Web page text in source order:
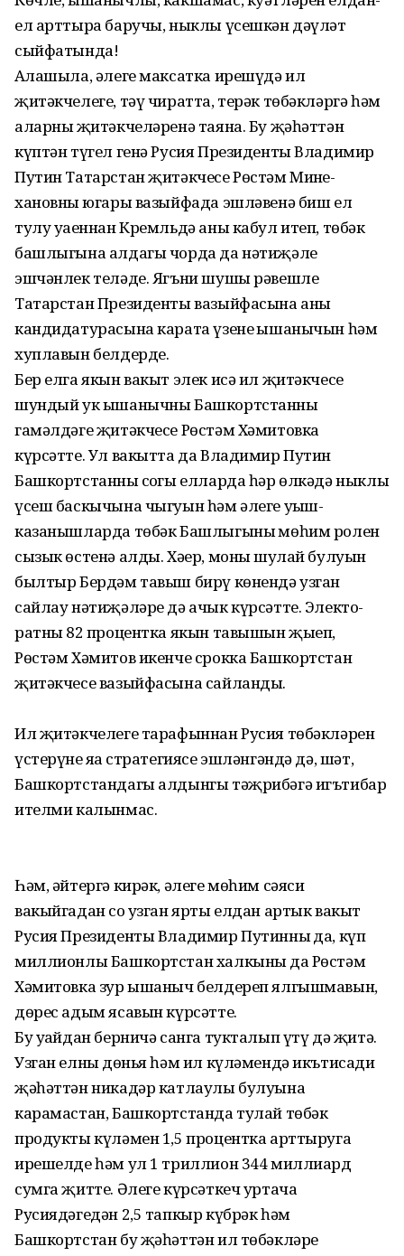
ел арттыра баручы, ныклы үсешкән дәүләт
сыйфатында!
Аңлашыла, әлеге максатка ирешүдә ил
җитәкчелеге, тәү чиратта, терәк төбәкләргә һәм
аларның җитәкчеләренә таяна. Бу җәһәттән
күптән түгел генә Русия Президенты Владимир
Путин Татарстан җитәкчесе Рөстәм Миңне­
хановның югары вазыйфада эшләвенә биш ел
тулу уңаеннан Кремльдә аны кабул итеп, төбәк
башлыгына алдагы чорда да нәтиҗәле
эшчәнлек теләде. Ягъни шушы рәвешле
Татарстан Президенты вазыйфасына аның
кандидатурасына карата үзенең ышанычын һәм
хуплавын белдерде.
Бер елга якын вакыт элек исә ил җитәкчесе
шундый ук ышанычны Баш­кортстанның
гамәлдәге җитәкчесе Рөстәм Хәмитовка
күрсәтте. Ул вакытта да Владимир Путин
Башкортстанның соңгы елларда һәр өлкәдә ныклы
үсеш баскычына чыгуын һәм әлеге уңыш-
казанышларда төбәк Башлыгының мөһим ролен
сызык өстенә алды. Хәер, моның шулай булуын
былтыр Бердәм тавыш бирү көнендә узган
сайлау нәтиҗәләре дә ачык күрсәтте. Электо­
ратның 82 процентка якын тавышын җыеп,
Рөстәм Хәмитов икенче срокка Башкортстан
җитәкчесе вазыйфасына сайланды.
Ил җитәк­челеге тарафыннан Русия төбәкләрен
үстерүнең яңа стратегиясе эшләнгәндә дә, шәт,
Башкортстандагы алдынгы тәҗрибәгә игътибар
ителми калынмас.
Һәм, әйтергә кирәк, әлеге мөһим сәяси
вакыйгадан соң узган ярты елдан артык вакыт
Русия Президенты Владимир Путинның да, күп
миллионлы Башкортстан халкының да Рөстәм
Хәмитовка зур ышаныч белдереп ялгышмавын,
дөрес адым ясавын күрсәтте.
Бу уңайдан берничә санга тукталып үтү дә җитә.
Узган елның дөнья һәм ил күләмендә икътисади
җәһәттән никадәр катлаулы булуына
карамастан, Башкортстанда тулай төбәк
продукты күләмен 1,5 процентка арттыруга
ирешелде һәм ул 1 триллион 344 миллиард
сумга җитте. Әлеге күрсәткеч уртача
Русиядәгедән 2,5 тапкыр күбрәк һәм
Башкортстан бу җәһәттән ил төбәкләре